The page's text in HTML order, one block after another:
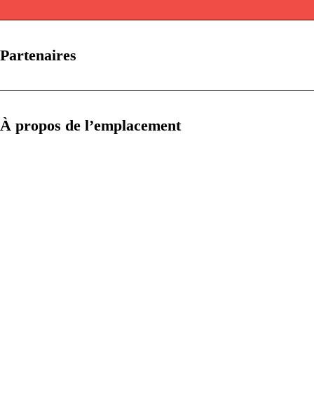
Partenaires
À propos de l’emplacement